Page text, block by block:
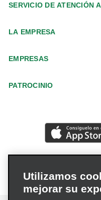
SERVICIO DE ATENCIÓN
LA EMPRESA
EMPRESAS
PATROCINIO
Utilizamos
mejorar su